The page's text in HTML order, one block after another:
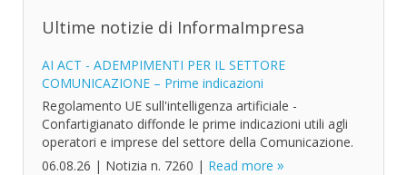
Ultime notizie di InformaImpresa
AI ACT - ADEMPIMENTI PER IL SETTORE
COMUNICAZIONE – Prime indicazioni
Regolamento UE sull'intelligenza artificiale -
Confartigianato diffonde le prime indicazioni utili agli
operatori e imprese del settore della Comunicazione.
06.08.26 | Notizia n. 7260 | Read more